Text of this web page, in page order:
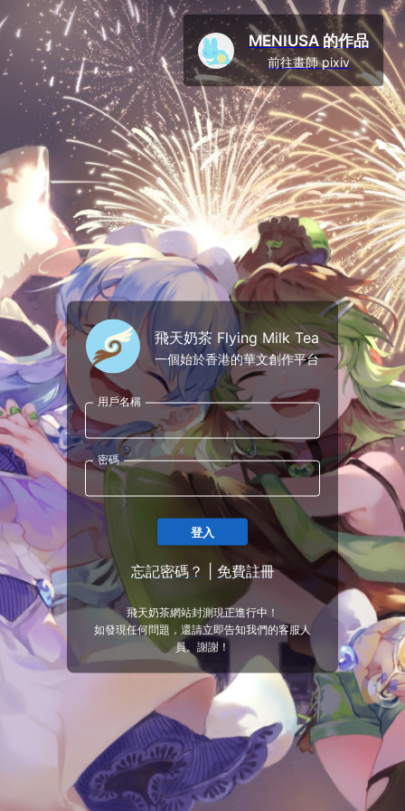
飛天奶茶 Flying Milk Tea
一個始於香港的華文創作平台
用戶名稱
密碼
登入
忘記密碼？ 免費註冊
飛天奶茶網站封測現正進行中！
如發現任何問題，還請立即告知我們的客服人
員。謝謝！
MENIUSA 的作品
前往畫師 pixiv